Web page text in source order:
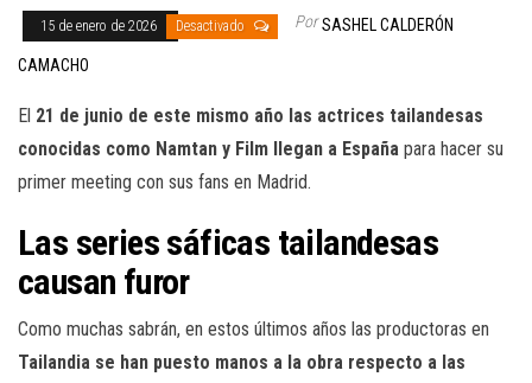
15 de enero de 2026 Desactivado Por SASHEL CALDERÓN
CAMACHO
El 21 de junio de este mismo año las actrices tailandesas
conocidas como Namtan y Film llegan a España para hacer su
primer meeting con sus fans en Madrid.
Las series sáficas tailandesas
causan furor
Como muchas sabrán, en estos últimos años las productoras en
Tailandia se han puesto manos a la obra respecto a las